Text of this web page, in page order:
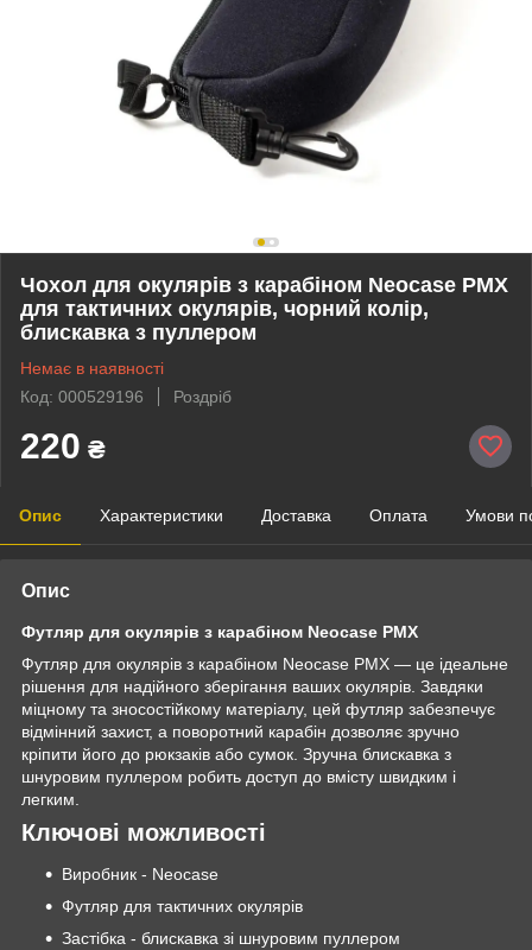
Чохол для окулярів з карабіном Neocase PMX
для тактичних окулярів, чорний колір,
блискавка з пуллером
Немає в наявності
Код: 000529196
Роздріб
220 ₴
Опис Характеристики Доставка Оплата Умови
Опис
Футляр для окулярів з карабіном Neocase PMX
Футляр для окулярів з карабіном Neocase PMX — це ідеальне
рішення для надійного зберігання ваших окулярів. Завдяки
міцному та зносостійкому матеріалу, цей футляр забезпечує
відмінний захист, а поворотний карабін дозволяє зручно
кріпити його до рюкзаків або сумок. Зручна блискавка з
шнуровим пуллером робить доступ до вмісту швидким і
легким.
Ключові можливості
Виробник - Neocase
Футляр для тактичних окулярів
Застібка - блискавка зі шнуровим пуллером